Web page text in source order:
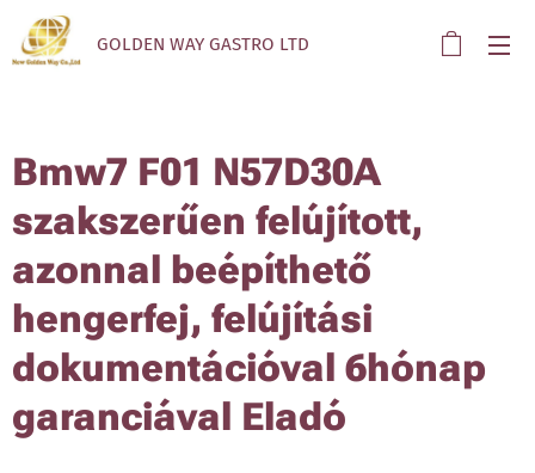
GOLDEN WAY GASTRO LTD
Bmw7 F01 N57D30A
szakszerűen felújított,
azonnal beépíthető
hengerfej, felújítási
dokumentációval 6hónap
garanciával Eladó